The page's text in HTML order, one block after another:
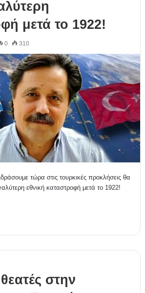
μετά το 1922!
0 310
τώρα στις τουρκικές προκλήσεις θα
εθνική καταστροφή μετά το 1922!
στην